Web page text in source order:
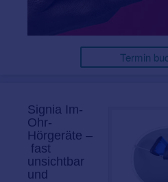
Termin
Signia Im-
Ohr-
Hörgeräte –
fast
unsichtbar
und